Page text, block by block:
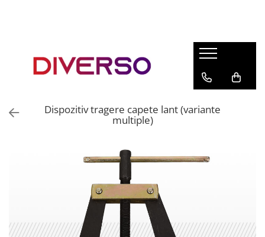
ASA
Dispozitiv tragere capete lant (variante
multiple)